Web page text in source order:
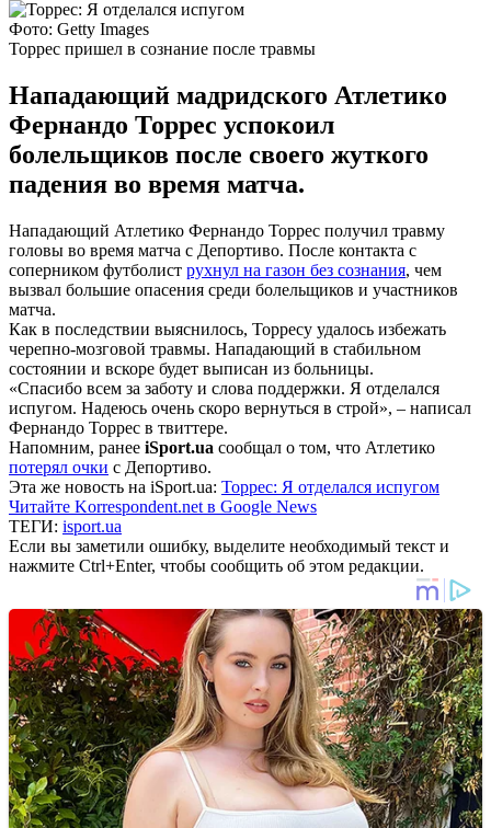
Фото: Getty Images
Торрес пришел в сознание после травмы
Нападающий мадридского Атлетико
Фернандо Торрес успокоил
болельщиков после своего жуткого
падения во время матча.
Нападающий Атлетико Фернандо Торрес получил травму
головы во время матча с Депортиво. После контакта с
соперником футболист рухнул на газон без сознания, чем
вызвал большие опасения среди болельщиков и участников
матча.
Как в последствии выяснилось, Торресу удалось избежать
черепно-мозговой травмы. Нападающий в стабильном
состоянии и вскоре будет выписан из больницы.
«Спасибо всем за заботу и слова поддержки. Я отделался
испугом. Надеюсь очень скоро вернуться в строй», – написал
Фернандо Торрес в твиттере.
Напомним, ранее iSport.ua сообщал о том, что Атлетико
потерял очки с Депортиво.
Эта же новость на iSport.ua: Торрес: Я отделался испугом
Читайте Korrespondent.net в Google News
ТЕГИ: isport.ua
Если вы заметили ошибку, выделите необходимый текст и
нажмите Ctrl+Enter, чтобы сообщить об этом редакции.